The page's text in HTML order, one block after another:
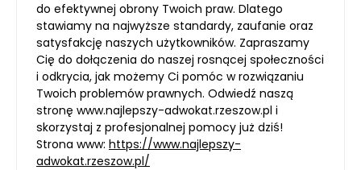
do efektywnej obrony Twoich praw. Dlatego
stawiamy na najwyższe standardy, zaufanie oraz
satysfakcję naszych użytkowników. Zapraszamy
Cię do dołączenia do naszej rosnącej społeczności
i odkrycia, jak możemy Ci pomóc w rozwiązaniu
Twoich problemów prawnych. Odwiedź naszą
stronę www.najlepszy-adwokat.rzeszow.pl i
skorzystaj z profesjonalnej pomocy już dziś!
Strona www: https://www.najlepszy-
adwokat.rzeszow.pl/